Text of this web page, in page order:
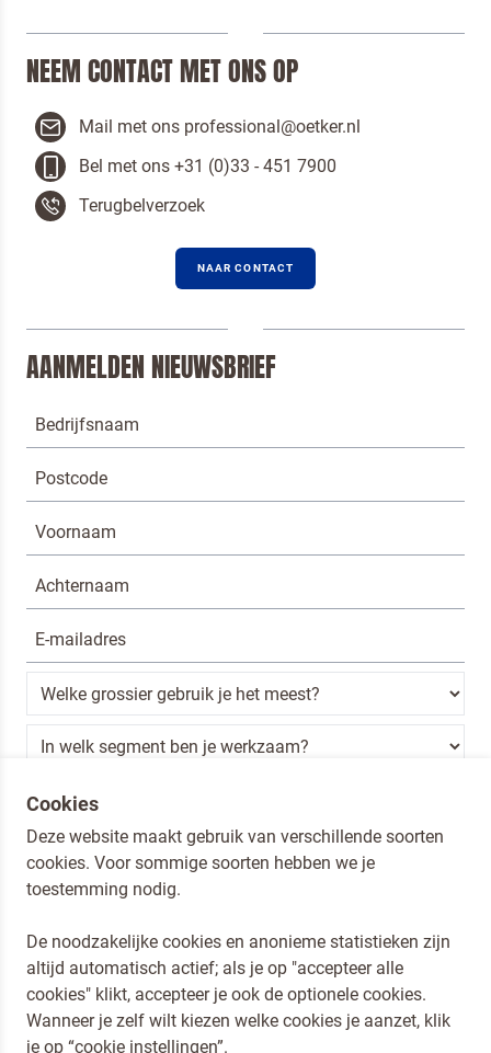
NEEM CONTACT MET ONS OP
Mail met ons professional@oetker.nl
Bel met ons +31 (0)33 - 451 7900
Terugbelverzoek
NAAR CONTACT
AANMELDEN NIEUWSBRIEF
Ik ben een horeca professional
Door op versturen te klikken, ga je akkoord metonze voorwaarden.
Dr. Oetker Nederland
Koopmans Professioneel
Privacy en Cookies
Cookies
Deze website maakt gebruik van verschillende soorten
cookies. Voor sommige soorten hebben we je
toestemming nodig.
De noodzakelijke cookies en anonieme statistieken zijn
altijd automatisch actief; als je op "accepteer alle
cookies" klikt, accepteer je ook de optionele cookies.
Wanneer je zelf wilt kiezen welke cookies je aanzet, klik
je op “cookie instellingen”.